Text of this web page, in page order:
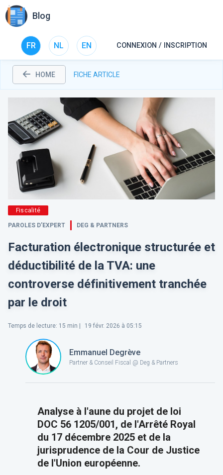
Blog
FR NL EN CONNEXION / INSCRIPTION
HOME FICHE ARTICLE
Fiscalité
PAROLES D’EXPERT DEG & PARTNERS
Facturation électronique structurée et
déductibilité de la TVA: une
controverse définitivement tranchée
par le droit
Temps de lecture: 15 min | 19 févr. 2026 à 05:15
Emmanuel Degrève
Partner & Conseil Fiscal @ Deg & Partners
Analyse à l'aune du projet de loi
DOC 56 1205/001, de l'Arrêté Royal
du 17 décembre 2025 et de la
jurisprudence de la Cour de Justice
de l'Union européenne.